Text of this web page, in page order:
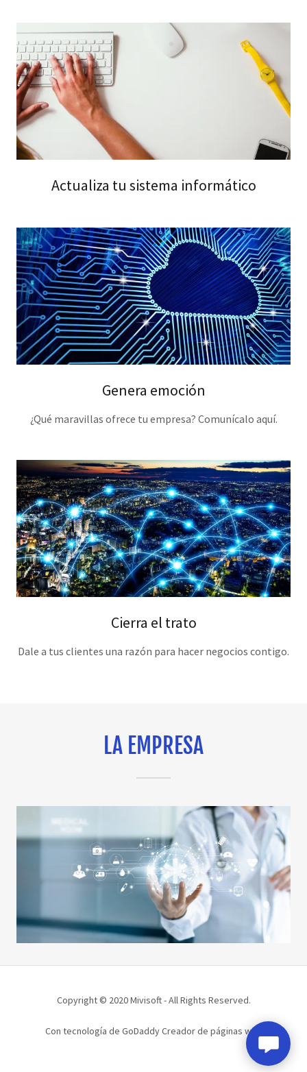
Actualiza tu sistema informático
Genera emoción
¿Qué maravillas ofrece tu empresa? Comunícalo aquí.
Cierra el trato
Dale a tus clientes una razón para hacer negocios contigo.
LA EMPRESA
Copyright © 2020 Mivisoft - All Rights Reserved.
Con tecnología de GoDaddy Creador de páginas web